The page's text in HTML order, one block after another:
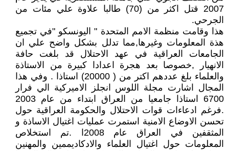
2007 قتل اكثر من (70) طالبا علاوة علي مئات من
الجرحي.
هذا وقامت منظمة الامم المتحدة " اليونسكو "في تجميع
هذة المعلومات وغيرها,مما تدلل بشكل واضح علي ان
الجامعات العراقية في عهد الاحتلال قد بلغت حافة
الانهيار ,خصوصا بعد هجرة اعدادا كبيرة من الاستاذة
والعلماء بلغ عددهم اكتر من ( 20000) استاذا . وفي هذا
المجال اشارت مجلة اللوس انجلز الاميركية الي فرار
6700 استاذا جامعيا من العراق ابتداء من عام 2003
.فرغم ادعاءات قوات الاحتلال والحكومة العراقية حول
تحسن الاوضاع الامنية استمرت عمليات اغتيال الاساذة و
المثقفين في العراق عام 2008ا .تم استخلاص
المعلومات حول اغتيال العلماء والادكاديممين والمهنين